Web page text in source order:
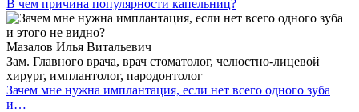
В чем причина популярности капельниц?
Мазалов Илья Витальевич
Зам. Главного врача, врач стоматолог, челюстно-лицевой
хирург, имплантолог, пародонтолог
Зачем мне нужна имплантация, если нет всего одного зуба
и…